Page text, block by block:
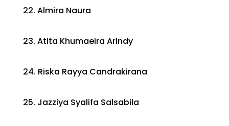
22. Almira Naura
23. Atita Khumaeira Arindy
24. Riska Rayya Candrakirana
25. Jazziya Syalifa Salsabila